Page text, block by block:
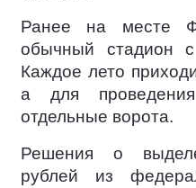
Ранее на месте
обычный стадион
Каждое лето
а для
отдельные ворота.
Решения о
рублей из